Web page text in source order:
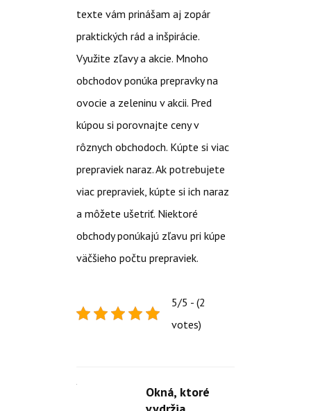
texte vám prinášam aj zopár
praktických rád a inšpirácie.
Využite zľavy a akcie. Mnoho
obchodov ponúka prepravky na
ovocie a zeleninu v akcii. Pred
kúpou si porovnajte ceny v
rôznych obchodoch. Kúpte si viac
prepraviek naraz. Ak potrebujete
viac prepraviek, kúpte si ich naraz
a môžete ušetriť. Niektoré
obchody ponúkajú zľavu pri kúpe
väčšieho počtu prepraviek.
5/5 - (2
votes)
Okná, ktoré